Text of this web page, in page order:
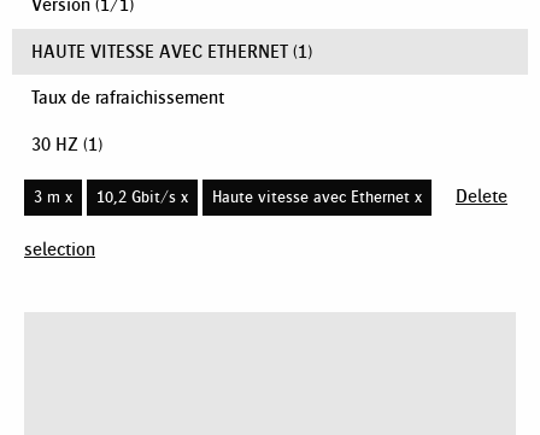
Version (1/1)
HAUTE VITESSE AVEC ETHERNET (1)
Taux de rafraichissement
30 HZ (1)
3 m x 10,2 Gbit/s x Haute vitesse avec Ethernet x Delete
selection